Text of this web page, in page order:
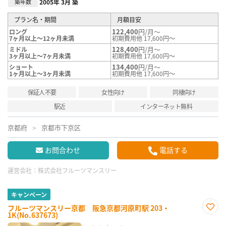
プラン名・期間
月額目安
ロング
7ヶ月以上～12ヶ月未満
122,400円/月～
初期費用他 17,600円～
ミドル
3ヶ月以上～7ヶ月未満
128,400円/月～
初期費用他 17,600円～
ショート
1ヶ月以上～3ヶ月未満
134,400円/月～
初期費用他 17,600円～
保証人不要 女性向け
同棲向け
駅近
インターネット無料
京都府 京都市下京区
お問合わせ 電話する
運営会社： 株式会社フルーツマンスリー
キャンペーン
フルーツマンスリー京都 阪急京都河原町駅 203・
1K(No.637673)